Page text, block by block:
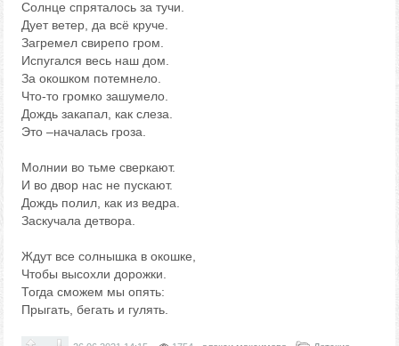
Солнце спряталось за тучи.
Дует ветер, да всё круче.
Загремел свирепо гром.
Испугался весь наш дом.
За окошком потемнело.
Что-то громко зашумело.
Дождь закапал, как слеза.
Это –началась гроза.
Молнии во тьме сверкают.
И во двор нас не пускают.
Дождь полил, как из ведра.
Заскучала детвора.
Ждут все солнышка в окошке,
Чтобы высохли дорожки.
Тогда сможем мы опять:
Прыгать, бегать и гулять.